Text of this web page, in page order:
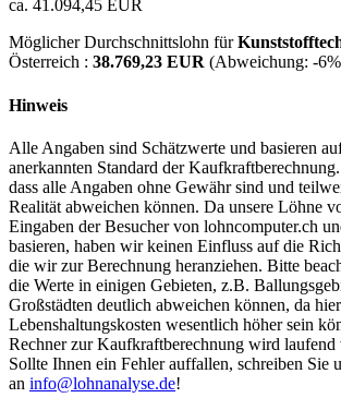
ca. 41.094,45 EUR
Möglicher Durchschnittslohn für
Österreich : 38.769,23 EUR (Abweichung: -6%
Hinweis
Alle Angaben sind Schätzwerte und basieren
anerkannten Standard der
dass alle Angaben ohne Gewähr sind und
Realität abweichen können. Da unsere Löhne
Eingaben der Besucher von lohncomputer.ch
basieren, haben wir keinen Einfluss auf die
die wir zur Berechnung heranziehen. Bitte
die Werte in einigen Gebieten, z.B.
Großstädten deutlich abweichen können, da
Lebenshaltungskosten wesentlich höher sein
Rechner zur Kaufkraftberechnung wird laufend
Sollte Ihnen ein Fehler auffallen, schreiben Sie
an info@lohnanalyse.de!